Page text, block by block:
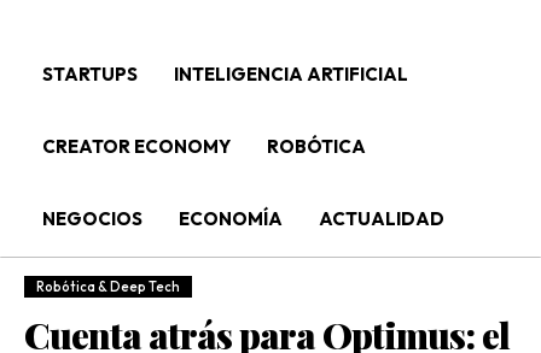
STARTUPS INTELIGENCIA ARTIFICIAL
CREATOR ECONOMY ROBÓTICA
NEGOCIOS ECONOMÍA ACTUALIDAD
Robótica & Deep Tech
Cuenta atrás para Optimus: el